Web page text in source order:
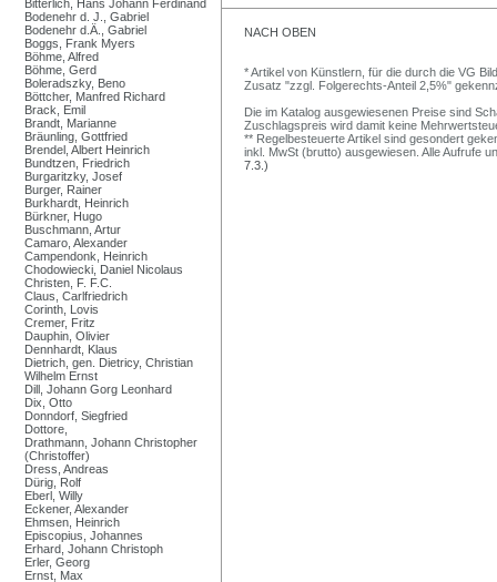
Bitterlich, Hans Johann Ferdinand
Bodenehr d. J., Gabriel
Bodenehr d.Ä., Gabriel
Boggs, Frank Myers
Böhme, Alfred
Böhme, Gerd
Boleradszky, Beno
Böttcher, Manfred Richard
Brack, Emil
Brandt, Marianne
Bräunling, Gottfried
Brendel, Albert Heinrich
Bundtzen, Friedrich
Burgaritzky, Josef
Burger, Rainer
Burkhardt, Heinrich
Bürkner, Hugo
Buschmann, Artur
Camaro, Alexander
Campendonk, Heinrich
Chodowiecki, Daniel Nicolaus
Christen, F. F.C.
Claus, Carlfriedrich
Corinth, Lovis
Cremer, Fritz
Dauphin, Olivier
Dennhardt, Klaus
Dietrich, gen. Dietricy, Christian
Wilhelm Ernst
Dill, Johann Gorg Leonhard
Dix, Otto
Donndorf, Siegfried
Dottore,
Drathmann, Johann Christopher
(Christoffer)
Dress, Andreas
Dürig, Rolf
Eberl, Willy
Eckener, Alexander
Ehmsen, Heinrich
Episcopius, Johannes
Erhard, Johann Christoph
Erler, Georg
Ernst, Max
NACH OBEN
* Artikel von Künstlern, für die durch die VG
Zusatz "zzgl. Folgerechts-Anteil 2,5%"
Die im Katalog ausgewiesenen Preise sind
Zuschlagspreis wird damit keine
** Regelbesteuerte Artikel sind gesondert
inkl. MwSt (brutto) ausgewiesen. Alle Aufrufe
7.3.)